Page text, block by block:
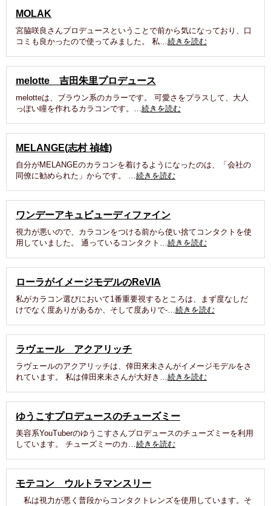
MOLAK
宮脇咲良さんプロデュースということで前から気になっており、口
コミも良かったので使ってみました。 私…続きを読む
melotte 吉田朱里プロデュース
melotteは、ブラウン系のカラーです。 可愛さをプラスして、大人
っぽい瞳を作れるカラコンです。…続きを読む
MELANGE(志村 禎雄)
自分がMELANGEのカラコンを着けるようになったのは、「会社の
同僚に勧められた」からです。 …続きを読む
ワンデーアキュビューディファイン
視力が悪いので、カラコンをつける前から使い捨てコンタクトを使
用していました。 通っているコンタクト…続きを読む
ローラがイメージモデルのReVIA
私がカラコン選びにおいて1番重要視するところは、まず度なしだ
けでなく度ありがあるか、そして度ありで-…続きを読む
ラヴェール アクアリッチ
ラヴェールのアクアリッチは、倖田來未さんがイメージモデルをさ
れています。 私は倖田來未さんが大好き…続きを読む
ゆうこすプロデュースのチューズミー
美容系YouTuberのゆうこすさんプロデュースのチューズミーを利用
しています。 チューズミーのカ…続きを読む
モテコン ウルトラマンスリー
私は視力が悪く普段からコンタクトレンズを使用しています。そ